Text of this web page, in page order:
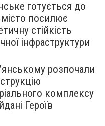
готується до
посилює
стійкість
інфраструктури
розпочали
комплексу
Героїв